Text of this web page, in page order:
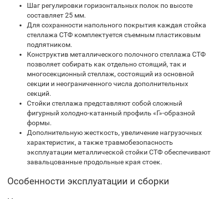
Шаг регулировки горизонтальных полок по высоте
составляет 25 мм.
Для сохранности напольного покрытия каждая стойка
стеллажа СТФ комплектуется съемным пластиковым
подпятником.
Конструктив металлического полочного стеллажа СТФ
позволяет собирать как отдельно стоящий, так и
многосекционный стеллаж, состоящий из основной
секции и неограниченного числа дополнительных
секций.
Стойки стеллажа представляют собой сложный
фигурный холодно-катанный профиль «Г»-образной
формы.
Дополнительную жесткость, увеличение нагрузочных
характеристик, а также травмобезопасность
эксплуатации металлической стойки СТФ обеспечивают
завальцованные продольные края стоек.
Особенности эксплуатации и сборки